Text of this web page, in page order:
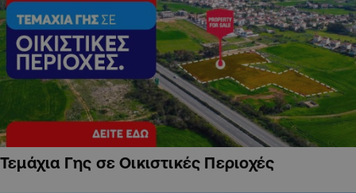
Τεμάχια Γης σε Οικιστικές Περιοχές